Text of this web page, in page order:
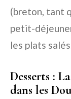
(breton, tant
petit-
les plats
Desserts :
dans les